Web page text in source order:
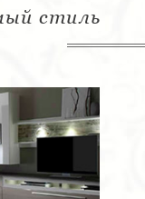
стиль